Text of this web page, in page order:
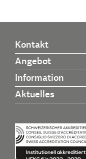
Kontakt
Angebot
Information
Aktuelles